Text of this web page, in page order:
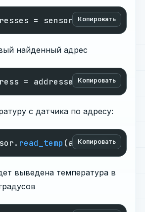
Копировать
= sensor. scan()
найденный адрес
Копировать
= addresses[0]
с датчика по адресу:
Копировать
read_temp (address)
выведена температура в